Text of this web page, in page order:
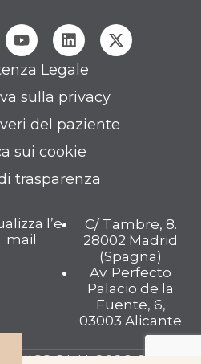
Legale
sulla privacy
del paziente
sui cookie
trasparenza
l’e-
mail
C/ Tambre, 8.
28002 Madrid
(Spagna)
Av. Perfecto
Palacio de la
Fuente, 6,
03003 Alicante